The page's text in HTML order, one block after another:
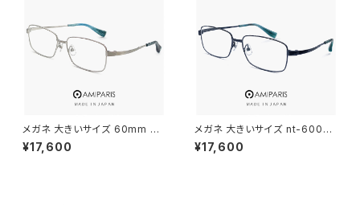
メガネ 大きいサイズ 60mm NT
-6002 12 日本製 AMIPARIS
メンズ 眼鏡 XLサイズ ビッグ フ
¥17,600
メガネ 大きいサイズ nt-6002 1
8 60mm 日本製 AMIPARIS メ
ンズ 眼鏡 XLサイズ ビック フレ
¥17,600